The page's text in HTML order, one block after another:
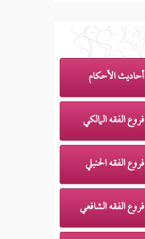
أحاديث الأحكام
فروع الفقه المالكي
فروع الفقه الحنبلي
فروع الفقه الشافعي